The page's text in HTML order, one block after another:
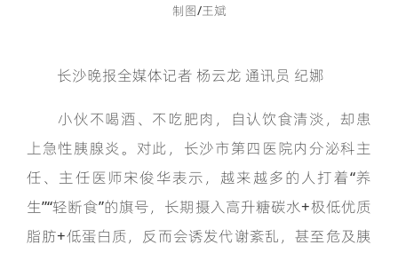
制图/王斌
长沙晚报全媒体记者 杨云龙 通讯员 纪娜
小伙不喝酒、不吃肥肉，自认饮食清淡，却患
上急性胰腺炎。对此，长沙市第四医院内分泌科主
任、主任医师宋俊华表示，越来越多的人打着“养
生”“轻断食”的旗号，长期摄入高升糖碳水+极低优质
脂肪+低蛋白质，反而会诱发代谢紊乱，甚至危及胰